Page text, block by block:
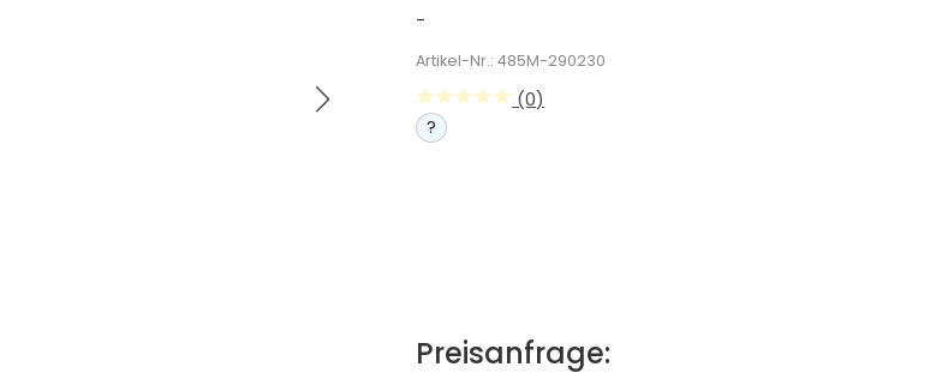
-
Artikel-Nr.: 485M-290230
(0)
?
Preisanfrage: